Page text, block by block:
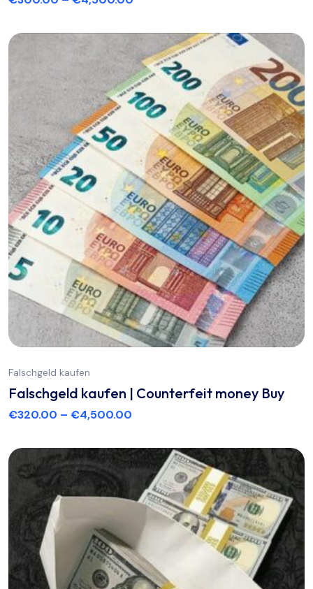
Falschgeld kaufen
Falschgeld kaufen | Counterfeit money Buy
€320.00 – €4,500.00